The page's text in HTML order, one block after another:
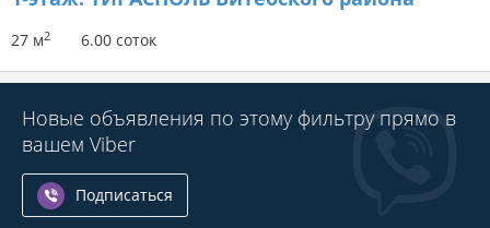
27 м2 6.00 соток
Новые объявления по этому фильтру прямо в
вашем Viber
Подписаться